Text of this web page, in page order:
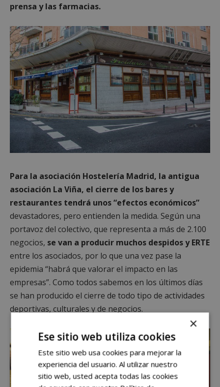
prensa y las farmacias.
Para la asociación Hostelería Madrid, la antigua
asociación La Viña, el cierre de los bares y
restaurantes tendrá unos “efectos económicos”
devastadores, pero entienden la medida. Según una
portavoz del colectivo, que representa a más de 2.100
negocios, se van a producir muchos despidos y ERTE
entre los asociados, por lo que una vez pase la
epidemia “habrá que valorar el impacto en las
empresas”. Como todos sabemos en los últimos días
se han producido el cierre de todo tipo de actividades
deportivas, culturales y de negocios.
×
Ese sitio web utiliza cookies
Este sitio web usa cookies para mejorar la
experiencia del usuario. Al utilizar nuestro
sitio web, usted acepta todas las cookies